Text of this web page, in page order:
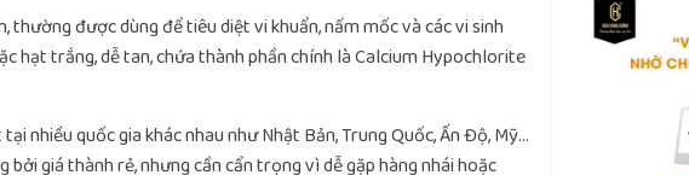
được dùng để tiêu diệt vi khuẩn, nấm mốc và các vi sinh
hạt trắng, dễ tan, chứa thành phần chính là Calcium Hypochlorite
nhiều quốc gia khác nhau như Nhật Bản, Trung Quốc, Ấn Độ, Mỹ…
giá thành rẻ, nhưng cần cẩn trọng vì dễ gặp hàng nhái hoặc